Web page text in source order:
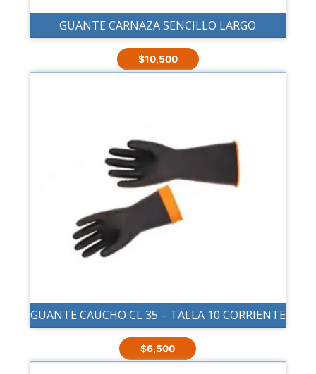
GUANTE CARNAZA SENCILLO LARGO
$10,500
GUANTE CAUCHO CL 35 – TALLA 10 CORRIENTE
$6,500